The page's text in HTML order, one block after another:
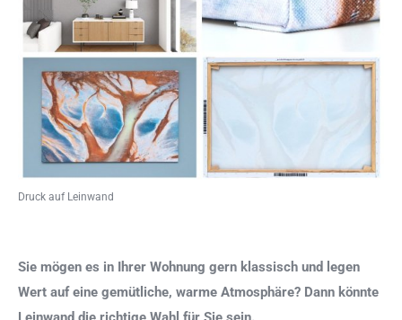
Druck auf Leinwand
Sie mögen es in Ihrer Wohnung gern klassisch und legen
Wert auf eine gemütliche, warme Atmosphäre? Dann könnte